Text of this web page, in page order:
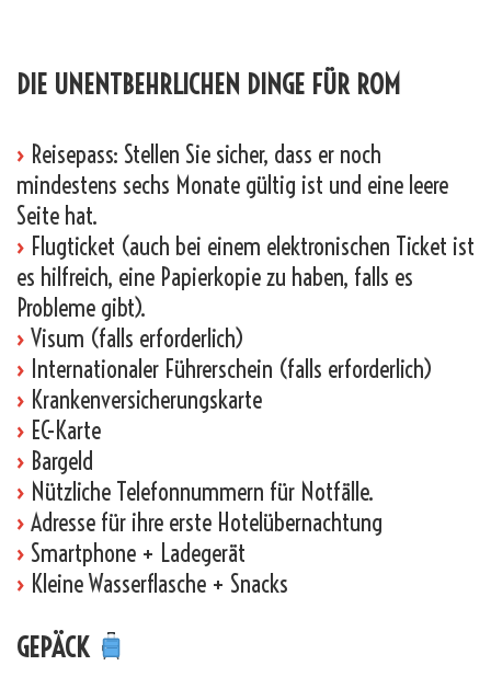
DIE UNENTBEHRLICHEN DINGE FÜR ROM
› Reisepass: Stellen Sie sicher, dass er noch
mindestens sechs Monate gültig ist und eine leere
Seite hat.
› Flugticket (auch bei einem elektronischen Ticket ist
es hilfreich, eine Papierkopie zu haben, falls es
Probleme gibt).
› Visum (falls erforderlich)
› Internationaler Führerschein (falls erforderlich)
› Krankenversicherungskarte
› EC-Karte
› Bargeld
› Nützliche Telefonnummern für Notfälle.
› Adresse für ihre erste Hotelübernachtung
› Smartphone + Ladegerät
› Kleine Wasserflasche + Snacks
GEPÄCK